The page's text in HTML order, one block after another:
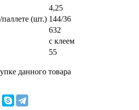
4,25
(шт.) 144/36
632
с клеем
55
данного товара